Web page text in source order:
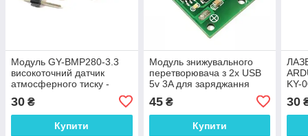
Модуль GY-BMP280-3.3
високоточний датчик
атмосферного тиску -
30 ₴
Купити
Модуль знижувального
перетворювача з 2x USB
5v 3A для заряджання
45₴
Купити
KY-
30